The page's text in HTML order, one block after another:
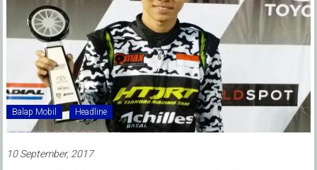
Balap Mobil Headline
10 September, 2017